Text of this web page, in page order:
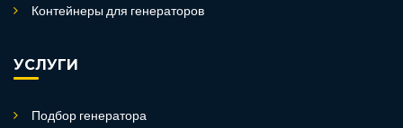
Контейнеры для генераторов
УСЛУГИ
Подбор генератора